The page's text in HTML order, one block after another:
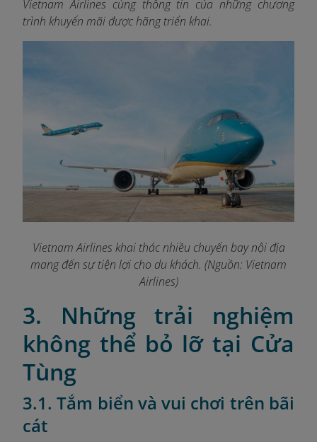
Vietnam Airlines cùng thông tin của những chương
trình khuyến mãi được hãng triển khai.
Vietnam Airlines khai thác nhiều chuyến bay nội địa
mang đến sự tiện lợi cho du khách. (Nguồn: Vietnam
Airlines)
3. Những trải nghiệm
không thể bỏ lỡ tại Cửa
Tùng
3.1. Tắm biển và vui chơi trên bãi
cát